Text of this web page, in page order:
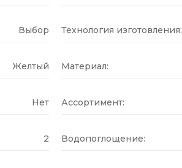
Выбор Технология изготовления:
Желтый Материал:
Нет Ассортимент:
2 Водопоглощение: